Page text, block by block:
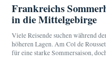
Frankreichs
in die Mittelgebirge
Viele Reisende suchen während
höheren Lagen. Am Col de
für eine starke Sommersaison,